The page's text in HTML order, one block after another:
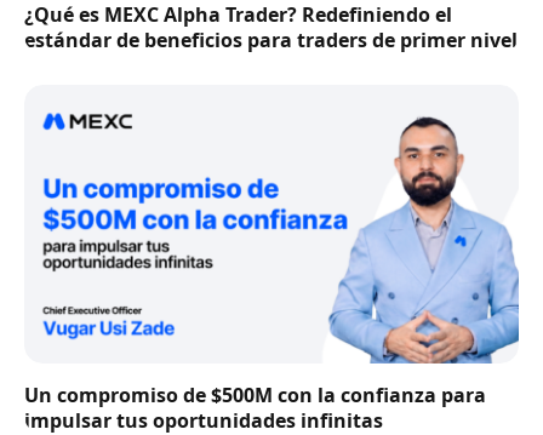
¿Qué es MEXC Alpha Trader? Redefiniendo el
estándar de beneficios para traders de primer nivel
Un compromiso de $500M con la confianza para
impulsar tus oportunidades infinitas